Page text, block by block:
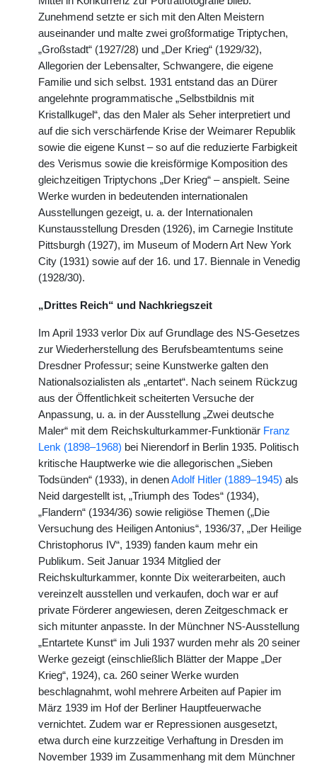
Zunehmend setzte er sich mit den Alten Meistern
auseinander und malte zwei großformatige Triptychen,
„Großstadt“ (1927/28) und „Der Krieg“ (1929/32),
Allegorien der Lebensalter, Schwangere, die eigene
Familie und sich selbst. 1931 entstand das an Dürer
angelehnte programmatische „Selbstbildnis mit
Kristallkugel“, das den Maler als Seher interpretiert und
auf die sich verschärfende Krise der Weimarer Republik
sowie die eigene Kunst – so auf die reduzierte Farbigkeit
des Verismus sowie die kreisförmige Komposition des
gleichzeitigen Triptychons „Der Krieg“ – anspielt. Seine
Werke wurden in bedeutenden internationalen
Ausstellungen gezeigt, u. a. der Internationalen
Kunstausstellung Dresden (1926), im Carnegie Institute
Pittsburgh (1927), im Museum of Modern Art New York
City (1931) sowie auf der 16. und 17. Biennale in Venedig
(1928/30).
„Drittes Reich“ und Nachkriegszeit
Im April 1933 verlor Dix auf Grundlage des NS-Gesetzes
zur Wiederherstellung des Berufsbeamtentums seine
Dresdner Professur; seine Kunstwerke galten den
Nationalsozialisten als „entartet“. Nach seinem Rückzug
aus der Öffentlichkeit scheiterten Versuche der
Anpassung, u. a. in der Ausstellung „Zwei deutsche
Maler“ mit dem Reichskulturkammer-Funktionär Franz
Lenk (1898–1968) bei Nierendorf in Berlin 1935. Politisch
kritische Hauptwerke wie die allegorischen „Sieben
Todsünden“ (1933), in denenAdolf Hitler (1889–1945) als
Neid dargestellt ist, „Triumph des Todes“ (1934),
„Flandern“ (1934/36) sowie religiöse Themen („Die
Versuchung des Heiligen Antonius“, 1936/37, „Der Heilige
Christophorus IV“, 1939) fanden kaum mehr ein
Publikum. Seit Januar 1934 Mitglied der
Reichskulturkammer, konnte Dix weiterarbeiten, auch
vereinzelt ausstellen und verkaufen, doch war er auf
private Förderer angewiesen, deren Zeitgeschmack er
sich mitunter anpasste. In der Münchner NS-Ausstellung
„Entartete Kunst“ im Juli 1937 wurden mehr als 20 seiner
Werke gezeigt (einschließlich Blätter der Mappe „Der
Krieg“, 1924), ca. 260 seiner Werke wurden
beschlagnahmt, wohl mehrere Arbeiten auf Papier im
März 1939 im Hof der Berliner Hauptfeuerwache
vernichtet. Zudem war er Repressionen ausgesetzt,
etwa durch eine kurzzeitige Verhaftung in Dresden im
November 1939 im Zusammenhang mit dem Münchner